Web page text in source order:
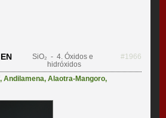
SiO₂ - 4. Óxidos e
hidróxidos
#1966
,Andilamena,Alaotra-Mangoro,